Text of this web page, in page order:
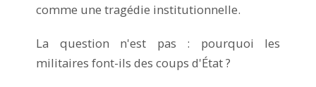
comme une tragédie institutionnelle.
La question n'est pas : pourquoi les
militaires font-ils des coups d'État ?